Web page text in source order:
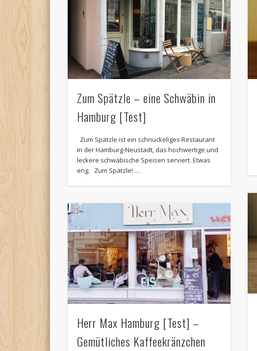
Zum Spätzle – eine Schwäbin in
Hamburg [Test]
Zum Spätzle ist ein schnuckeliges Restaurant
in der Hamburg-Neustadt, das hochwertige und
leckere schwäbische Speisen serviert. Etwas
eng. Zum Spätzle! …
Herr Max Hamburg [Test] –
Gemütliches Kaffeekränzchen